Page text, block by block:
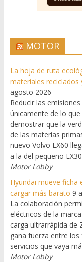
MOTOR
La hoja de ruta
materiales
agosto 2026
Reducir las
únicamente de lo
demostrar que la
de las materias
nuevo Volvo EX60
a la del pequeño
Motor Lobby
Hyundai mueve ficha
cargar más barato 9
La colaboración
eléctricos de la
carga ultrarrápida de
gana fuerza entre
servicios que vaya
Motor Lobby